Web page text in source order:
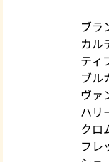
ブラ
カル
ティ
ブル
ヴァ
ハリ
クロ
フレ